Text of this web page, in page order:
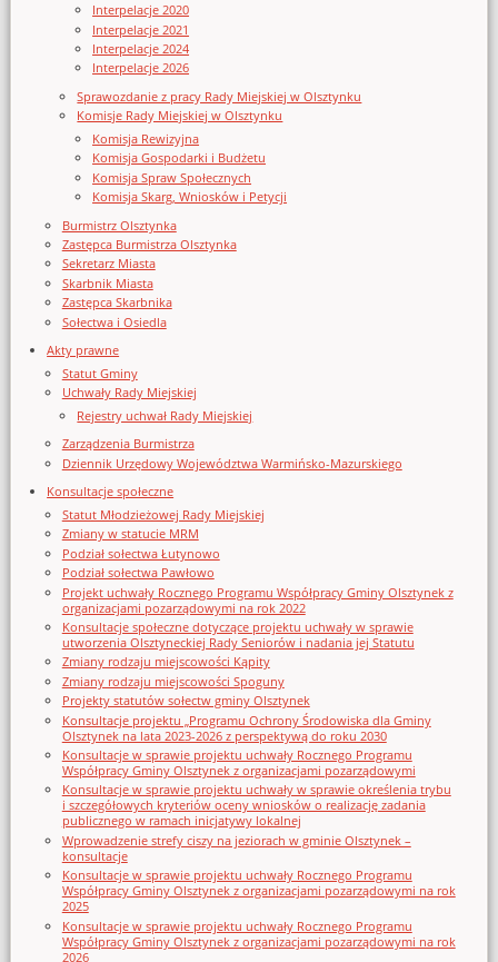
Interpelacje 2020
Interpelacje 2021
Interpelacje 2024
Interpelacje 2026
Sprawozdanie z pracy Rady Miejskiej w Olsztynku
Komisje Rady Miejskiej w Olsztynku
Komisja Rewizyjna
Komisja Gospodarki i Budżetu
Komisja Spraw Społecznych
Komisja Skarg, Wniosków i Petycji
Burmistrz Olsztynka
Zastępca Burmistrza Olsztynka
Sekretarz Miasta
Skarbnik Miasta
Zastępca Skarbnika
Sołectwa i Osiedla
Akty prawne
Statut Gminy
Uchwały Rady Miejskiej
Rejestry uchwał Rady Miejskiej
Zarządzenia Burmistrza
Dziennik Urzędowy Województwa Warmińsko-Mazurskiego
Konsultacje społeczne
Statut Młodzieżowej Rady Miejskiej
Zmiany w statucie MRM
Podział sołectwa Łutynowo
Podział sołectwa Pawłowo
Projekt uchwały Rocznego Programu Współpracy Gminy Olsztynek z
organizacjami pozarządowymi na rok 2022
Konsultacje społeczne dotyczące projektu uchwały w sprawie
utworzenia Olsztyneckiej Rady Seniorów i nadania jej Statutu
Zmiany rodzaju miejscowości Kąpity
Zmiany rodzaju miejscowości Spoguny
Projekty statutów sołectw gminy Olsztynek
Konsultacje projektu „Programu Ochrony Środowiska dla Gminy
Olsztynek na lata 2023-2026 z perspektywą do roku 2030
Konsultacje w sprawie projektu uchwały Rocznego Programu
Współpracy Gminy Olsztynek z organizacjami pozarządowymi
Konsultacje w sprawie projektu uchwały w sprawie określenia trybu
i szczegółowych kryteriów oceny wniosków o realizację zadania
publicznego w ramach inicjatywy lokalnej
Wprowadzenie strefy ciszy na jeziorach w gminie Olsztynek –
konsultacje
Konsultacje w sprawie projektu uchwały Rocznego Programu
Współpracy Gminy Olsztynek z organizacjami pozarządowymi na rok
2025
Konsultacje w sprawie projektu uchwały Rocznego Programu
Współpracy Gminy Olsztynek z organizacjami pozarządowymi na rok
2026